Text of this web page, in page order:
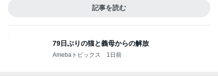
記事を読む
79日ぶりの猫と義母からの解放
Amebaトピックス 1日前